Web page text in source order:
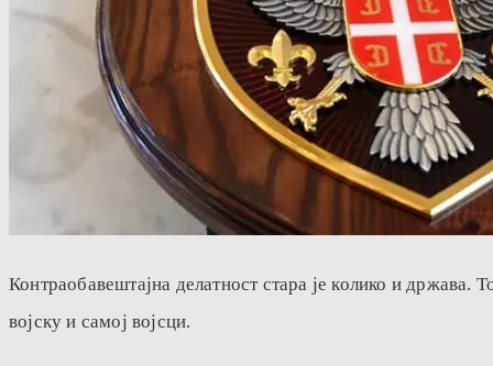
Контраобавештајна делатност стара је колико и држава.
војску и самој војсци.